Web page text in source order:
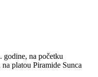
na početku
platou Piramide Sunca